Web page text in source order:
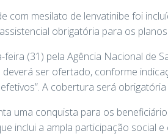
com mesilato de lenvatinibe foi
obrigatória para os
(31) pela Agência Nacional de
ser ofertado, conforme
A cobertura será
uma conquista para os
inclui a ampla participação social e